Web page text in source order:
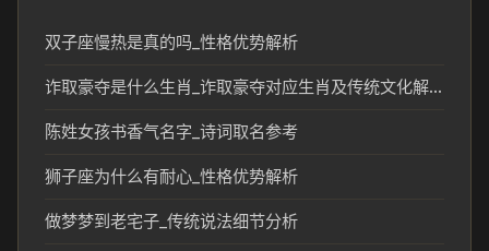
双子座慢热是真的吗_性格优势解析
诈取豪夺是什么生肖_诈取豪夺对应生肖及传统文化解读
陈姓女孩书香气名字_诗词取名参考
狮子座为什么有耐心_性格优势解析
做梦梦到老宅子_传统说法细节分析